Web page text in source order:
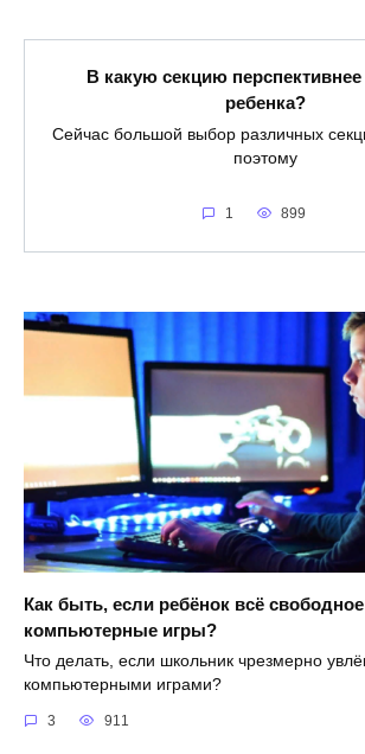
В какую секцию перспективнее
ребенка?
Сейчас большой выбор различных
поэтому
1 899
Как быть, если ребёнок всё
компьютерные игры?
Что делать, если школьник чрезмерно
компьютерными играми?
3 911